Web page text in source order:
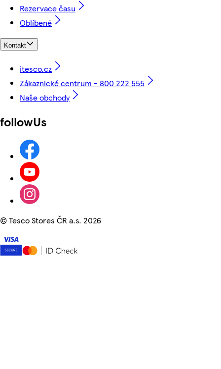
Rezervace času
Oblíbené
Kontakt
itesco.cz
Zákaznické centrum - 800 222 555
Naše obchody
followUs
©Tesco Stores ČR a.s. 2026